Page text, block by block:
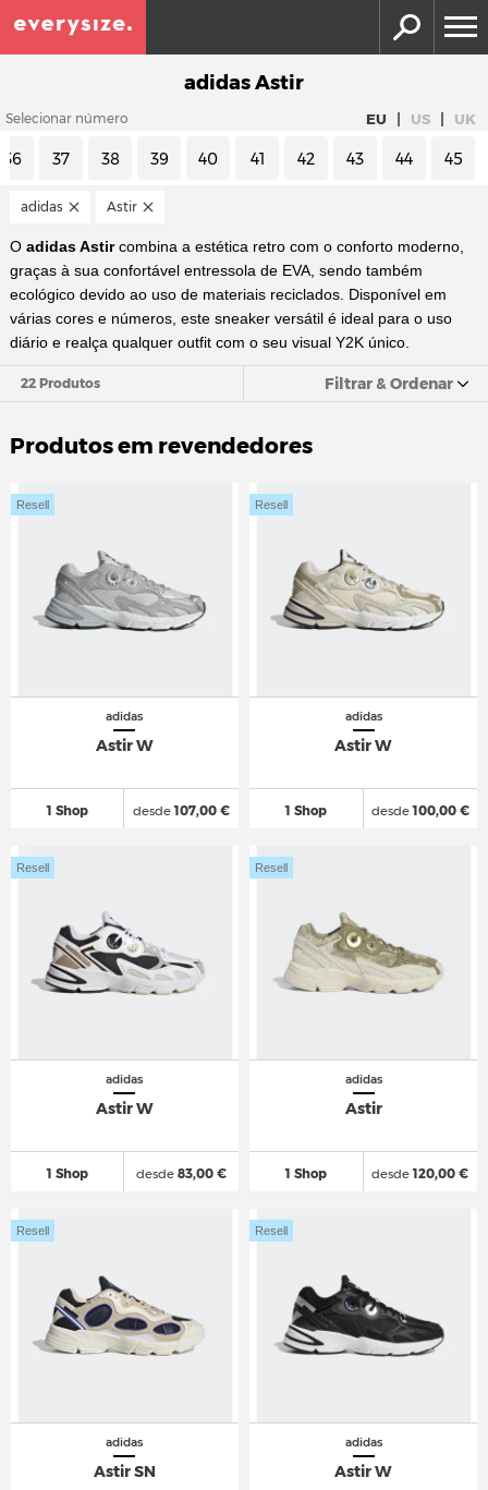
adidas Astir
Selecionar número EU | US | UK
36 37 38 39 40 41 42 43 44 45
adidas Astir
O adidas Astircombina a estética retro com o conforto moderno,
graças à sua confortável entressola de EVA, sendo também
ecológico devido ao uso de materiais reciclados. Disponível em
várias cores e números, este sneaker versátil é ideal para o uso
diário e realça qualquer outfit com o seu visual Y2K único.
22 Produtos Filtrar & Ordenar
Produtos em revendedores
adidas
Astir W
1 Shop
Resell
desde107,00 €
adidas
Astir W
1 Shop
Resell
desde100,00 €
adidas
Astir W
1 Shop
Resell
desde83,00 €
adidas
Astir
1 Shop
Resell
desde120,00 €
adidas
Astir SN
Resell
adidas
Astir W
Resell